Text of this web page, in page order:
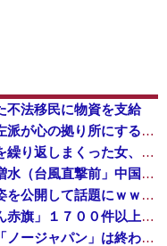
不法移民に物資を支給
「毎日、渋谷でデモが起きてる」と左派が心の拠り所にする動画、目撃者から総ツッコミを食らってしまっており……
漫画グッズを大量注文→キャンセルを繰り返しまくった女、逮捕される 被害総額〇〇億
中国「大洪水！」三峡ダム「大雨で増水（台風直撃前」中国ダム「緊急放流！」中国鉄道「列車が走行中に流される」中国避難所「支援物資は有料です」謎の勢力「え」→
新人女性声優さん、最高すぎる水着姿を公開して話題にｗｗｗｗｗｗ
【！】共産党が刑事告訴 「しんぶん赤旗」１７００件以上の虚偽購読申し込み 「厳重な処罰を求める」
韓国人の対日好感度が過去最高に、「ノージャパン」は終わった？＝ネット「中国より100倍いい」